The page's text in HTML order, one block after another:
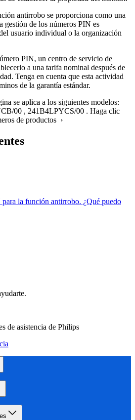
antirrobo se proporciona como una
gestión de los números PIN es
usuario individual o la organización
PIN, un centro de servicio de
a una tarifa nominal después de
Tenga en cuenta que esta actividad
de la garantía estándar.
se aplica a los siguientes modelos:
00 , 241B4LPYCS/00 . Haga clic
de productos ›
la función antirrobo. ¿Qué puedo
de asistencia de Philips